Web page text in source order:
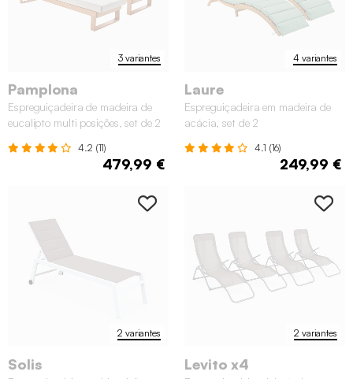
3 variantes
Pamplona
Espreguiçadeira de madeira de
eucalipto multi posições, set de 2
4.2 (11)
479,99 €
4 variantes
Laure
Espreguiçadeira em madeira de
acácia, set de 2
4.1 (16)
249,99 €
2 variantes
Solis
2 variantes
Levito x4